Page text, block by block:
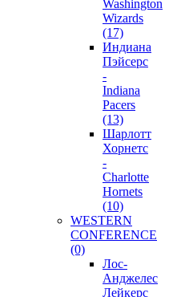
Washington
Wizards
(17)
Индиана
Пэйсерс
-
Indiana
Pacers
(13)
Шарлотт
Хорнетс
-
Charlotte
Hornets
(10)
WESTERN
CONFERENCE
(0)
Лос-
Анджелес
Лейкерс